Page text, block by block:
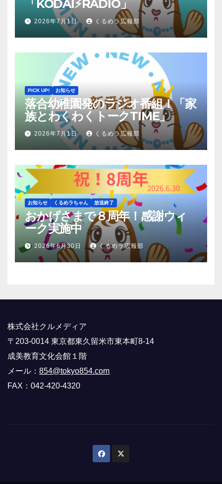
「KODAI⚡RADIO」
2026年7月1日 くるめラ広報部
PICK UP! お知らせ
落合幼稚園発のラジオ番組！「家
族とわくわくトークTIME」
2026年7月1日 くるめラ広報部
お知らせ くるめラちゃん 放送終了
おかげさまで８周年！感謝ウィ
ーク実施中
2026年6月30日 くるめラ広報部
株式会社クルメディア
〒203-0014 東京都東久留米市東本町8-14
成美教育文化会館１階
メール： 854@tokyo854.com
FAX：042-420-4320